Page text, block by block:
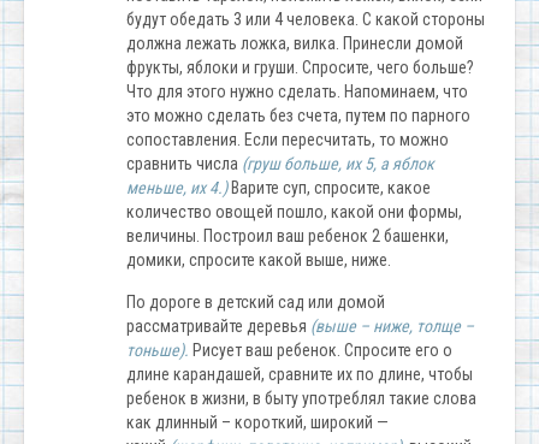
будут обедать 3 или 4 человека. С какой стороны
должна лежать ложка, вилка. Принесли домой
фрукты, яблоки и груши. Спросите, чего больше?
Что для этого нужно сделать. Напоминаем, что
это можно сделать без счета, путем по парного
сопоставления. Если пересчитать, то можно
сравнить числа (груш больше, их 5, а яблок
меньше, их 4.)Варите суп, спросите, какое
количество овощей пошло, какой они формы,
величины. Построил ваш ребенок 2 башенки,
домики, спросите какой выше, ниже.
По дороге в детский сад или домой
рассматривайте деревья (выше – ниже, толще –
тоньше). Рисует ваш ребенок. Спросите его о
длине карандашей, сравните их по длине, чтобы
ребенок в жизни, в быту употреблял такие слова
как длинный – короткий, широкий —